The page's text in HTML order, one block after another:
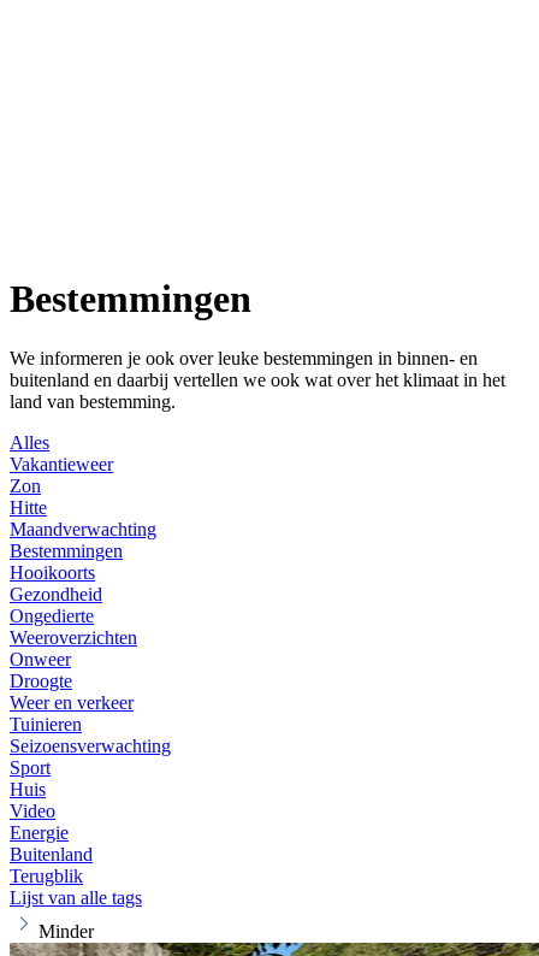
Bestemmingen
We informeren je ook over leuke bestemmingen in binnen- en
buitenland en daarbij vertellen we ook wat over het klimaat in het
land van bestemming.
Alles
Vakantieweer
Zon
Hitte
Maandverwachting
Bestemmingen
Hooikoorts
Gezondheid
Ongedierte
Weeroverzichten
Onweer
Droogte
Weer en verkeer
Tuinieren
Seizoensverwachting
Sport
Huis
Video
Energie
Buitenland
Terugblik
Lijst van alle tags
Minder